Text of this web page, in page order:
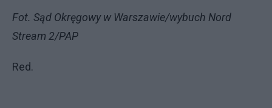
Fot. Sąd Okręgowy w Warszawie/wybuch Nord
Stream 2/PAP
Red.